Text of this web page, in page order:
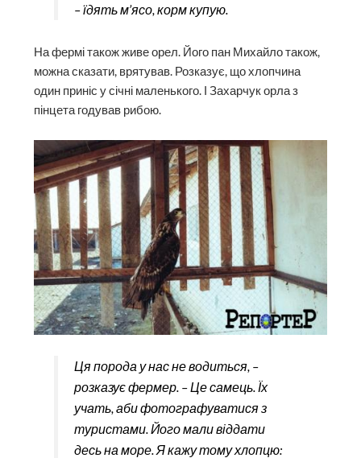
– їдять м’ясо, корм купую.
На фермі також живе орел. Його пан Михайло також,
можна сказати, врятував. Розказує, що хлопчина
один приніс у січні маленького. І Захарчук орла з
пінцета годував рибою.
Ця порода у нас не водиться, –
розказує фермер. – Це самець. Їх
учать, аби фотографуватися з
туристами. Його мали віддати
десь на море. Я кажу тому хлопцю: